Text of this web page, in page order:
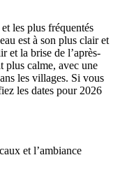
les plus fréquentés
est à son plus clair et
et la brise de l’après-
plus calme, avec une
les villages. Si vous
les dates pour 2026
et l’ambiance